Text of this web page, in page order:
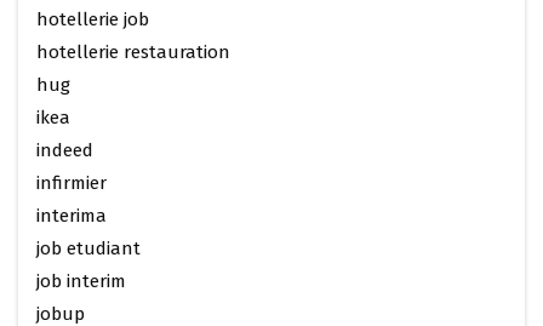
hotellerie job
hotellerie restauration
hug
ikea
indeed
infirmier
interima
job etudiant
job interim
jobup